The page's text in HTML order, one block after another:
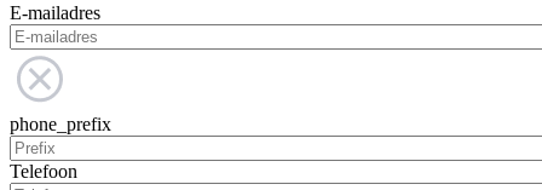
E-mailadres
phone_prefix
Telefoon